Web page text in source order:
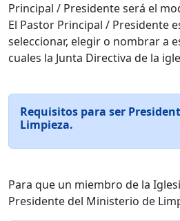
Principal / Presidente será el
El Pastor Principal / Presidente
seleccionar, elegir o nombrar a
cuales la Junta Directiva de la
Requisitos para ser
Limpieza.
Para que un miembro de la
Presidente del Ministerio de